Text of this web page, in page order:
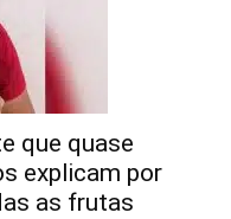
que quase
explicam por
as frutas